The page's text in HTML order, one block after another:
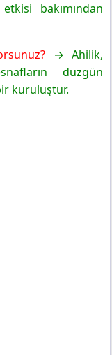
bakımından
→ Ahilik,
düzgün
kuruluştur.